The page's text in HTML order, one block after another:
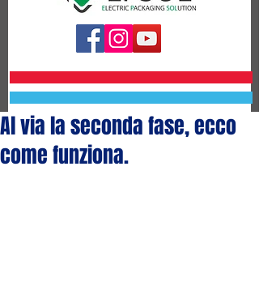
Al via la seconda fase, ecco
come funziona.